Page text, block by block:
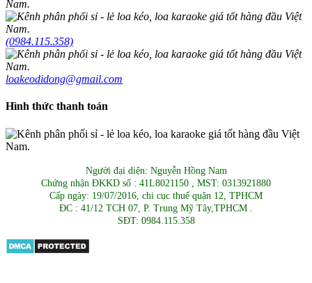
(0984.115.358)
loakeodidong@gmail.com
Hình thức thanh toán
Người đại diện: Nguyễn Hồng Nam
Chứng nhận ĐKKD số : 41L8021150 , MST: 0313921880
Cấp ngày: 19/07/2016, chi cục thuế quận 12, TPHCM
ĐC : 41/12 TCH 07, P. Trung Mỹ Tây,TPHCM .
SĐT: 0984.115.358